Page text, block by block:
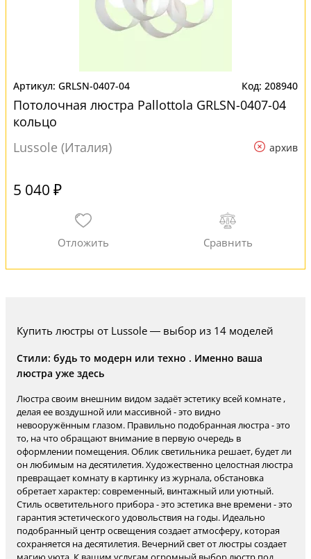
GRLSN-0407-04 208940
Потолочная люстра Pallottola GRLSN-0407-04
кольцо
Lussole (Италия)
архив
5 040 ₽
Купить люстры от Lussole — выбор из 14 моделей
Стили: будь то модерн или техно . Именно ваша
люстра уже здесь
Люстра своим внешним видом задаёт эстетику всей комнате ,
делая ее воздушной или массивной - это видно
невооружённым глазом. Правильно подобранная люстра - это
то, на что обращают внимание в первую очередь в
оформлении помещения. Облик светильника решает, будет ли
он любимым на десятилетия. Художественно целостная люстра
превращает комнату в картинку из журнала, обстановка
обретает характер: современный, винтажный или уютный.
Стиль осветительного прибора - это эстетика вне времени - это
гарантия эстетического удовольствия на годы. Идеально
подобранный центр освещения создает атмосферу, которая
сохраняется на десятилетия. Вечерний свет от люстры создает